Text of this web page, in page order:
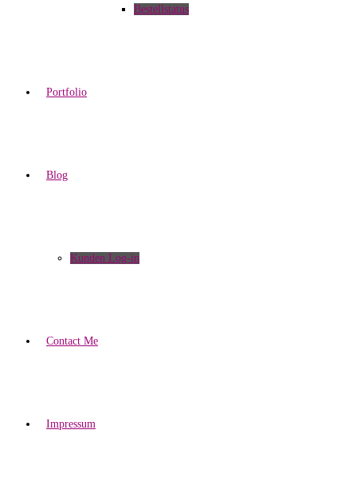
Bestellstatus
Portfolio
Blog
Kunden Log-in
Contact Me
Impressum